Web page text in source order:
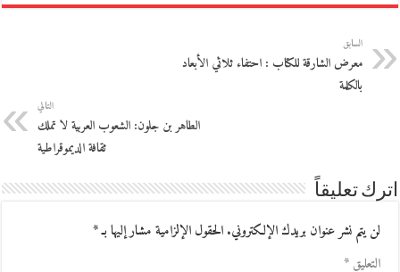
السابق
معرض الشارقة للكتاب : احتفاء ثلاثي الأبعاد
بالكلمة
التالي
الطاهر بن جلون: الشعوب العربية لا تملك
ثقافة الديموقراطية
اترك تعليقاً
لن يتم نشر عنوان بريدك الإلكتروني.الحقول الإلزامية مشار إليها بـ*
التعليق*